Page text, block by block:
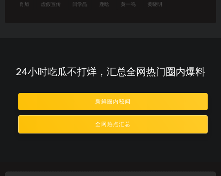
肖旭 虚假宣传 闫学晶 鹿晗 黄一鸣 黄晓明
24小时吃瓜不打烊，汇总全网热门圈内爆料
新鲜圈内秘闻
全网热点汇总